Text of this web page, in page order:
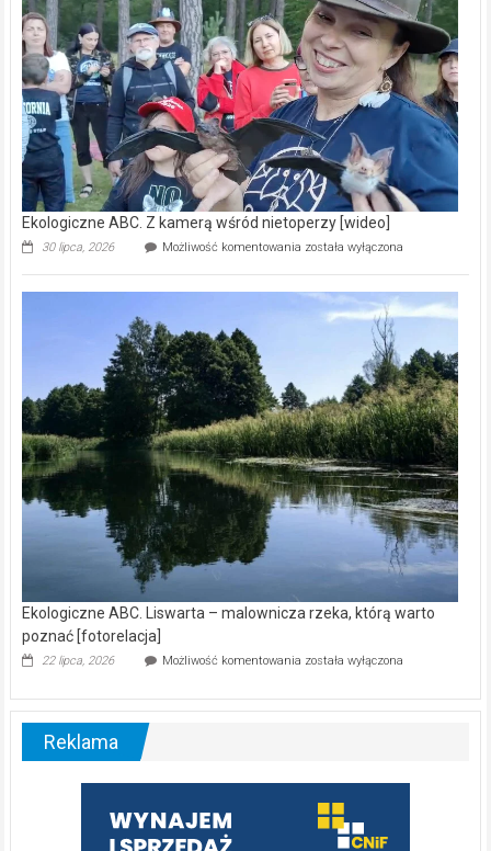
skarb
natury
[wideo]
Ekologiczne ABC. Z kamerą wśród nietoperzy [wideo]
30 lipca, 2026 Możliwość komentowania Ekologiczne
kamerą
wśród
została wyłączona
Ekologiczne ABC. Liswarta – malownicza rzeka, którą warto
poznać [fotorelacja]
22 lipca, 2026 Możliwość komentowania Ekologiczne
–
warto
poznać
[fotorelacja]
została wyłączona
Reklama